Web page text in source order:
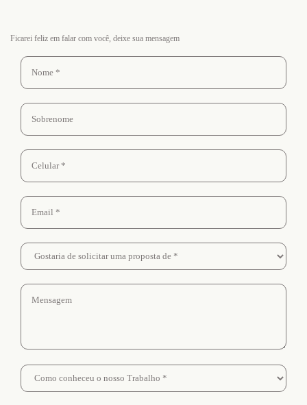
Ficarei feliz em falar com você, deixe sua mensagem